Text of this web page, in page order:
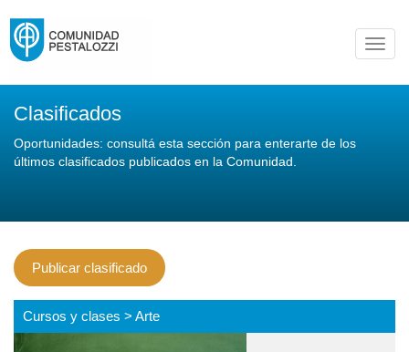
Clasificados
Oportunidades: consultá esta sección para enterarte de los
últimos clasificados publicados en la Comunidad.
Publicar clasificado
Cursos y clases > Arte